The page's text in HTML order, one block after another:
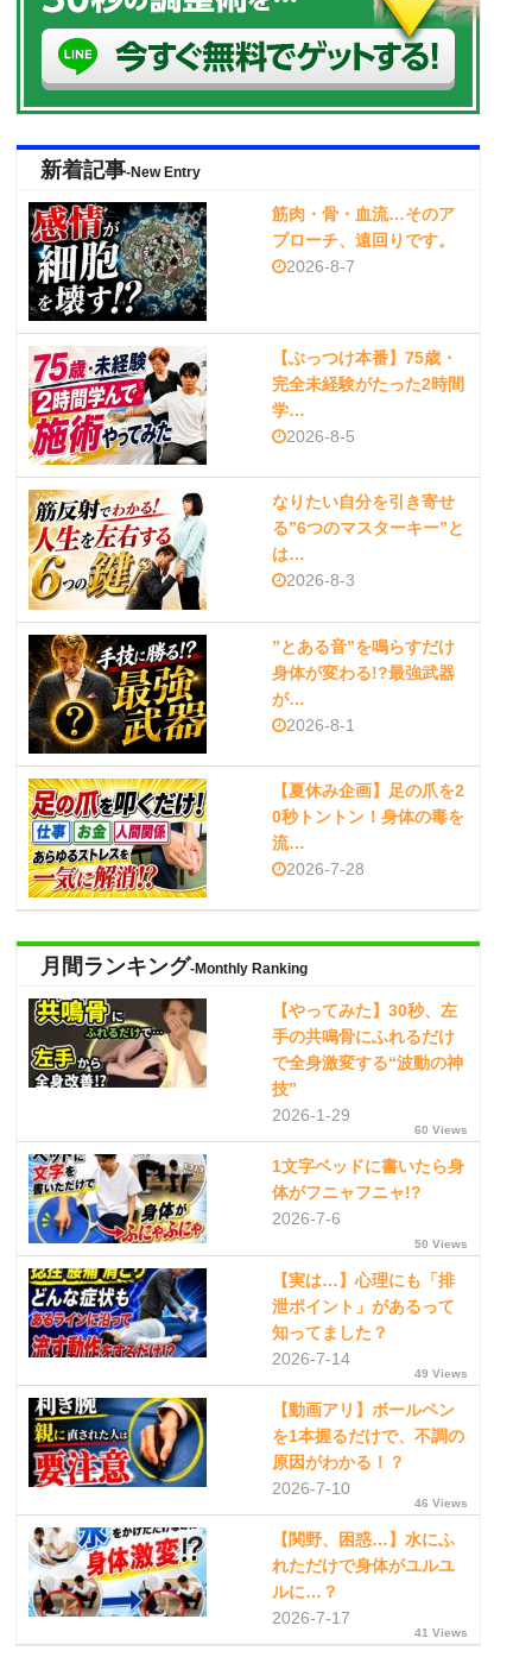
新着記事-New Entry
筋肉・骨・血流…そのア
プローチ、遠回りです。
2026-8-7
【ぶっつけ本番】75歳・
完全未経験がたった2時間
学…
2026-8-5
なりたい自分を引き寄せ
る”6つのマスターキー”と
は…
2026-8-3
”とある音”を鳴らすだけ
身体が変わる!?最強武器
が…
2026-8-1
【夏休み企画】足の爪を2
0秒トントン！身体の毒を
流…
2026-7-28
月間ランキング-Monthly Ranking
【やってみた】30秒、左
手の共鳴骨にふれるだけ
で全身激変する“波動の神
技”
2026-1-29
60 Views
1文字ベッドに書いたら身
体がフニャフニャ!?
2026-7-6
50 Views
【実は…】心理にも「排
泄ポイント」があるって
知ってました？
2026-7-14
49 Views
【動画アリ】ボールペン
を1本握るだけで、不調の
原因がわかる！？
2026-7-10
46 Views
【関野、困惑…】水にふ
れただけで身体がユルユ
ルに…？
2026-7-17
41 Views